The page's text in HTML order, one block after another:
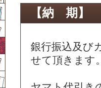
【納 期】
銀行振込及び
せて頂きます